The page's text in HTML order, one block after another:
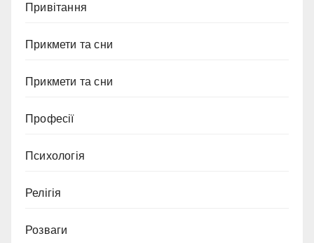
Привітання
Прикмети та сни
Прикмети та сни
Професії
Психологія
Релігія
Розваги